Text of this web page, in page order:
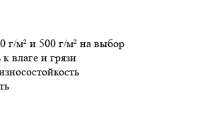
г/м² и 500 г/м² на выбор
влаге и грязи